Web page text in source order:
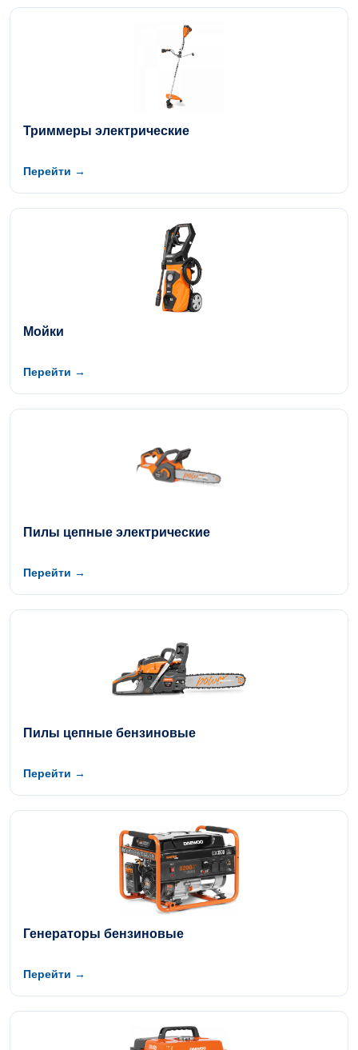
Триммеры электрические
Перейти →
Мойки
Перейти →
Пилы цепные электрические
Перейти →
Пилы цепные бензиновые
Перейти →
Генераторы бензиновые
Перейти →